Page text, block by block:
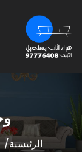
الرئيسية